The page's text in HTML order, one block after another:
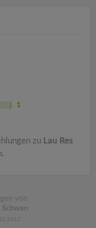
1
zu Lau Res
von